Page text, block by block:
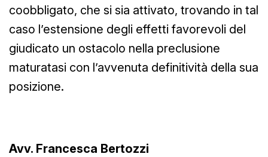
coobbligato, che si sia attivato, trovando in tal
caso l’estensione degli effetti favorevoli del
giudicato un ostacolo nella preclusione
maturatasi con l’avvenuta definitività della sua
posizione.
Avv. Francesca Bertozzi